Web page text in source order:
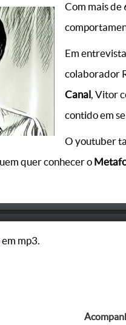
Com mais
Em
colaborador
Canal, Vitor
contido em
O youtuber
quer conhecer o
em mp3.